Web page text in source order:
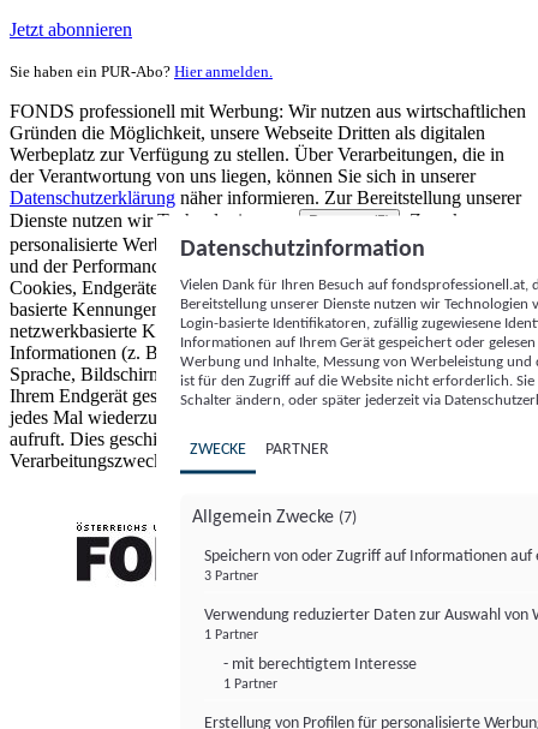
Jetzt abonnieren
Sie haben ein PUR-Abo? Hier anmelden.
FONDS professionell mit Werbung: Wir nutzen aus wirtschaftlichen
Gründen die Möglichkeit, unsere Webseite Dritten als digitalen
Werbeplatz zur Verfügung zu stellen. Über Verarbeitungen, die in
der Verantwortung von uns liegen, können Sie sich in unserer
Datenschutzerklärung näher informieren. Zur Bereitstellung unserer
Dienste nutzen wir Technologien von
Partnern (5)
. Zwecke:
personalisierte Werbung und Inhalte, Messung von Werbeleistung
und der Performance von Inhalten sowie Zielgruppenforschung.
Cookies, Endgeräte- oder ähnliche Online-Kennungen (z. B. login-
basierte Kennungen, zufällig generierte Kennungen,
netzwerkbasierte Kennungen) können zusammen mit anderen
Informationen (z. B. Browsertyp und Browserinformationen,
Sprache, Bildschirmgröße, unterstützte Technologien usw.) auf
Ihrem Endgerät gespeichert oder von dort ausgelesen werden, um es
jedes Mal wiederzuerkennen, wenn es eine App oder einer Webseite
aufruft. Dies geschieht für einen oder mehrere der hier aufgeführten
Verarbeitungszwecke.
Datenschutzinformation
Vielen Dank für Ihren Besuch auf
Bereitstellung unserer Dienste nutzen wir Technologien
Login-basierte Identifikatoren, zufällig zugewiesene
Informationen auf Ihrem Gerät gespeichert oder
Werbung und Inhalte, Messung von Werbeleistung
ist für den Zugriff auf die Website nicht erforderlich.
Schalter ändern, oder später jederzeit via
ZWECKE PARTNER
Allgemein Zwecke (7)
Speichern von oder Zugriff auf Informationen auf
3 Partner
Verwendung reduzierter Daten zur Auswahl von
1 Partner
- mit berechtigtem Interesse
1 Partner
Erstellung von Profilen für personalisierte
FONDS professionell